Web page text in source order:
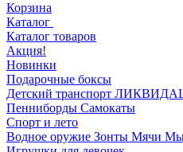
Корзина
Каталог
Каталог товаров
Акция!
Новинки
Подарочные боксы
Детский транспорт
Пенниборды Самокаты
Спорт и лето
Водное оружие Зонты Мячи